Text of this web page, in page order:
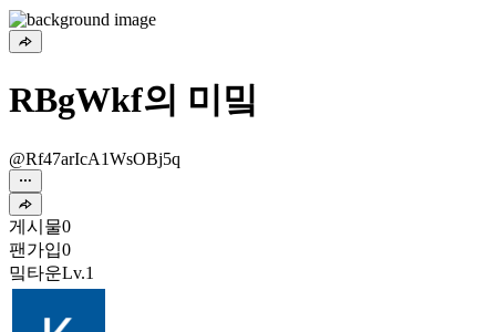
RBgWkf의 미밐
@Rf47arIcA1WsOBj5q
게시물0
팬가입0
밐타운Lv.1